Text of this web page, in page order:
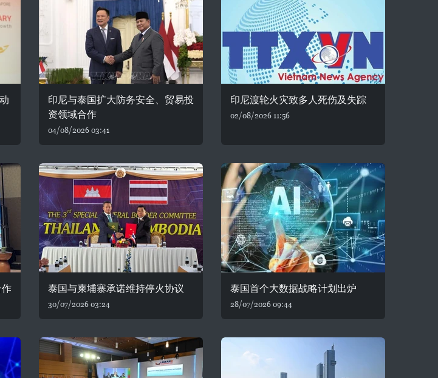
印尼与泰国扩大防务安全、贸易投
资领域合作
04/08/2026 03:41
印尼渡轮火灾致多人死伤及失踪
02/08/2026 11:56
泰国与柬埔寨承诺维持停火协议
30/07/2026 03:24
泰国首个大数据战略计划出炉
28/07/2026 09:44